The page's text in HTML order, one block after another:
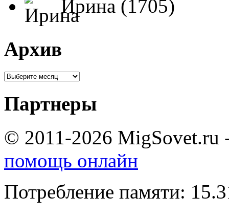
Ирина (1705)
Архив
Партнеры
© 2011-2026 MigSovet.ru
помощь онлайн
Потребление памяти: